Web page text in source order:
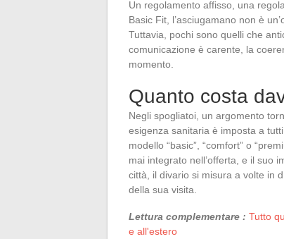
Un regolamento affisso, una
Basic Fit, l’asciugamano non è
Tuttavia, pochi sono quelli che
comunicazione è carente, la
momento.
Quanto costa
Negli spogliatoi, un argomento
esigenza sanitaria è imposta a
modello “basic”, “comfort” o
mai integrato nell’offerta, e il suo
città, il divario si misura a volte in
della sua visita.
Lettura complementare : Tutto
e all'estero